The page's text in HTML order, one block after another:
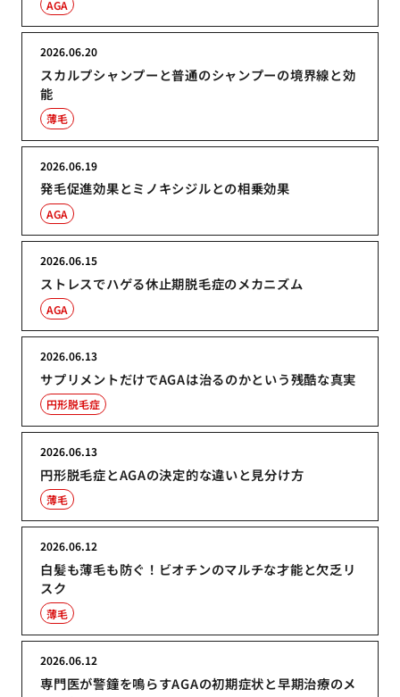
AGA
スカルプシャンプーと普通のシャンプーの境界線と効
能
2026.06.20
薄毛
発毛促進効果とミノキシジルとの相乗効果
2026.06.19
AGA
ストレスでハゲる休止期脱毛症のメカニズム
2026.06.15
AGA
サプリメントだけでAGAは治るのかという残酷な真実
2026.06.13
円形脱毛症
円形脱毛症とAGAの決定的な違いと見分け方
2026.06.13
薄毛
白髪も薄毛も防ぐ！ビオチンのマルチな才能と欠乏リ
スク
2026.06.12
薄毛
専門医が警鐘を鳴らすAGAの初期症状と早期治療のメ
2026.06.12